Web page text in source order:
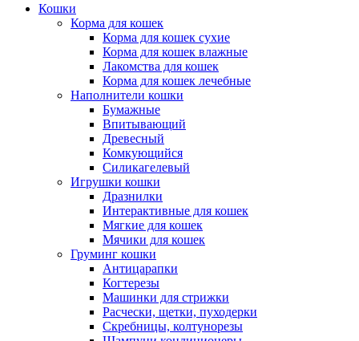
Кошки
Корма для кошек
Корма для кошек сухие
Корма для кошек влажные
Лакомства для кошек
Корма для кошек лечебные
Наполнители кошки
Бумажные
Впитывающий
Древесный
Комкующийся
Силикагелевый
Игрушки кошки
Дразнилки
Интерактивные для кошек
Мягкие для кошек
Мячики для кошек
Груминг кошки
Антицарапки
Когтерезы
Машинки для стрижки
Расчески, щетки, пуходерки
Скребницы, колтунорезы